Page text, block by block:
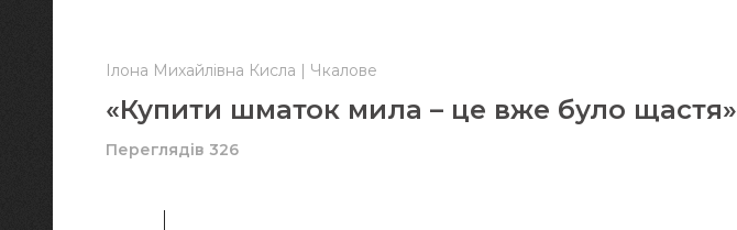
Ілона Михайлівна Кисла | Чкалове
«Купити шматок мила – це вже було щастя»
Переглядів 326